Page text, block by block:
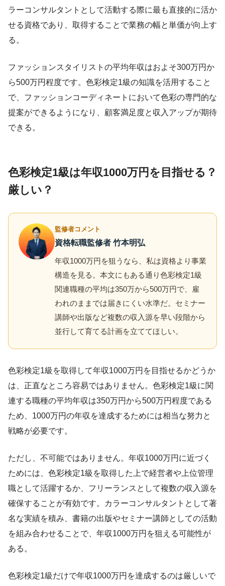
ラーコンサルタントとして活動する際に最も直接的に活か
せる資格であり、取得することで業務の幅と単価が向上す
る。
ファッションスタイリストの平均年収はおよそ300万円か
ら500万円程度です。色彩検定1級の知識を活用すること
で、ファッションコーディネートにおいて色彩の専門的な
提案ができるようになり、顧客満足度と収入アップが期待
できる。
色彩検定1級は年収1000万円を目指せる？
厳しい？
監修者コメント
資格転職監修者 竹本明弘
年収1000万円を狙うなら、私は資格より事業
構造を見る。本文にもある通り色彩検定1級
関連職種の平均は350万から500万円で、雇
われのままでは届きにくい水準だ。セミナー
講師や出版など複数の収入源を早い段階から
並行して育てる計画を立ててほしい。
色彩検定1級を取得して年収1000万円を目指せるかどうか
は、正直なところ容易ではありません。色彩検定1級に関
連する職種の平均年収は350万円から500万円程度である
ため、1000万円の年収を達成するためには相当な努力と
戦略が必要です。
ただし、不可能ではありません。年収1000万円に近づく
ためには、色彩検定1級を取得した上で経営者や上位管理
職として活躍するか、フリーランスとして複数の収入源を
確保することが有効です。カラーコンサルタントとして著
名な実績を積み、書籍の出版やセミナー講師としての活動
を組み合わせることで、年収1000万円を狙える可能性が
ある。
色彩検定1級だけで年収1000万円を達成するのは厳しいで